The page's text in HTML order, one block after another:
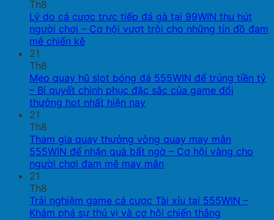
Th8
Lý do cá cược trực tiếp đá gà tại 99WIN thu hút
người chơi – Cơ hội vượt trội cho những tín đồ đam
mê chiến kê
21
Th8
Mẹo quay hũ slot bóng đá 555WIN để trúng tiền tỷ
– Bí quyết chinh phục đặc sắc của game đổi
thưởng hot nhất hiện nay
21
Th8
Tham gia quay thưởng vòng quay may mắn
555WIN để nhận quà bất ngờ – Cơ hội vàng cho
người chơi đam mê may mắn
21
Th8
Trải nghiệm game cá cược Tài xỉu tại 555WIN –
Khám phá sự thú vị và cơ hội chiến thắng